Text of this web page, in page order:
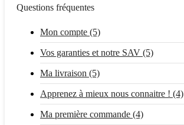
Questions fréquentes
Mon compte (5)
Vos garanties et notre SAV (5)
Ma livraison (5)
Apprenez à mieux nous connaitre ! (4)
Ma première commande (4)